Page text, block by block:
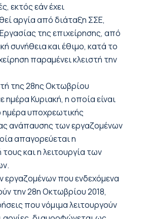
εκτός εάνέχει
αργία από διάταξη ΣΣΕ,
της επιχείρησης, από
συνήθεια και έθιμο, κατά το
παραμένει κλειστή την
της 28ηςΟκτωβρίου
ημέραΚυριακή, η οποία είναι
υποχρεωτικής
ανάπαυσης των εργαζομένων
απαγορεύεται η
και η λειτουργία των
εργαζομένων που ενδεχόμενα
την 28ηΟκτωβρίου 2018,
που νόμιμα λειτουργούν